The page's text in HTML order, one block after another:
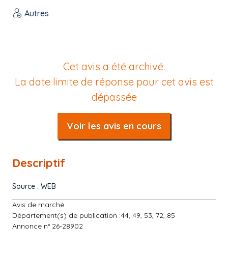
Autres
Cet avis a été archivé.
La date limite de réponse pour cet avis est
dépassée
Voir les avis en cours
Descriptif
Source : WEB
Avis de marché
Département(s) de publication :44, 49, 53, 72, 85
Annonce n° 26-28902